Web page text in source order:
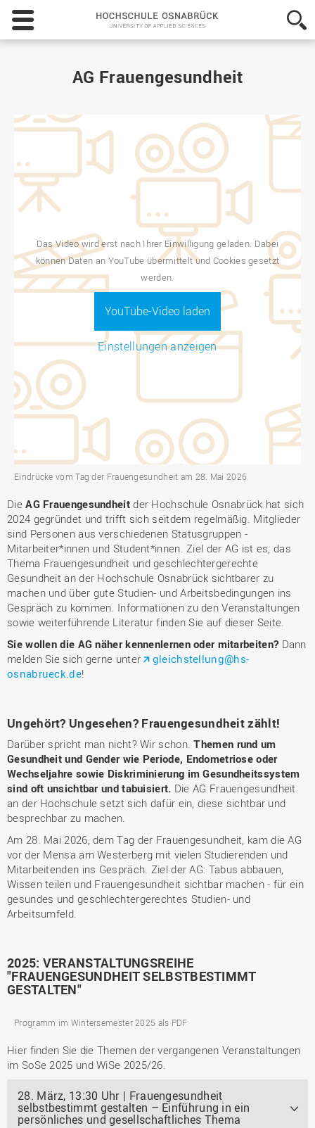
Hochschule
Osnabrück
-
AG Frauengesundheit
Das Video wird erst nach Ihrer Einwilligung geladen. Dabei
können Daten an YouTube übermittelt und Cookies gesetzt
werden.
YouTube-Video laden
Einstellungen anzeigen
Eindrücke vom Tag der Frauengesundheit am 28. Mai 2026
DieAG Frauengesundheitder Hochschule Osnabrück hat sich
2024 gegründet und trifft sich seitdem regelmäßig. Mitglieder
sind Personen aus verschiedenen Statusgruppen -
Mitarbeiter*innen und Student*innen. Ziel der AG ist es, das
Thema Frauengesundheit und geschlechtergerechte
Gesundheit an der Hochschule Osnabrück sichtbarer zu
machen und über gute Studien- und Arbeitsbedingungen ins
Gespräch zu kommen. Informationen zu den Veranstaltungen
sowie weiterführende Literatur finden Sie auf dieser Seite.
Sie wollen die AG näher kennenlernen oder mitarbeiten? Dann
melden Sie sich gerne unter
gleichstellung@hs-
osnabrueck.de!
Ungehört? Ungesehen? Frauengesundheit zählt!
Darüber spricht man nicht? Wir schon.Themen rund um
Gesundheit und Gender wie Periode, Endometriose oder
Wechseljahre sowie Diskriminierung im Gesundheitssystem
sind oft unsichtbar und tabuisiert. Die AG Frauengesundheit
an der Hochschule setzt sich dafür ein, diese sichtbar und
besprechbar zu machen.
Am 28. Mai 2026, dem Tag der Frauengesundheit, kam die AG
vor der Mensa am Westerberg mit vielen Studierenden und
Mitarbeitenden ins Gespräch. Ziel der AG: Tabus abbauen,
Wissen teilen und Frauengesundheit sichtbar machen - für ein
gesundes und geschlechtergerechtes Studien- und
Arbeitsumfeld.
2025: VERANSTALTUNGSREIHE
"FRAUENGESUNDHEIT SELBSTBESTIMMT
GESTALTEN"
Programm im Wintersemester 2025 als PDF
Hier finden Sie die Themen der vergangenen Veranstaltungen
im SoSe 2025 und WiSe 2025/26.
28. März, 13:30 Uhr | Frauengesundheit
selbstbestimmt gestalten – Einführung in ein
persönliches und gesellschaftliches Thema